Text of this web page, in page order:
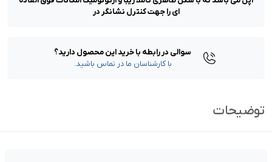
ای را جهت کنترل نشانگر در
سوالی در رابطه با خرید این محصول دارید؟
با کارشناسان ما در تماس باشید.
توضیحات